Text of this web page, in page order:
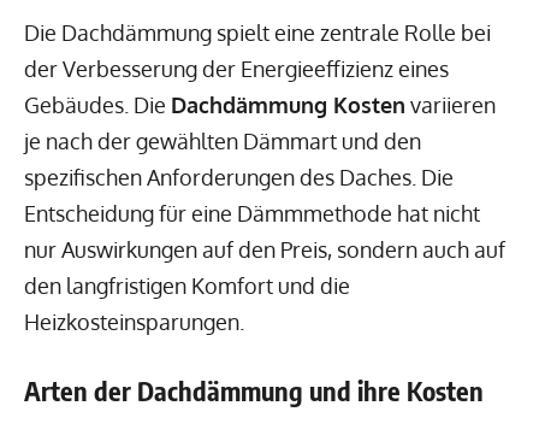
Die Dachdämmung spielt eine zentrale Rolle bei
der Verbesserung der Energieeffizienz eines
Gebäudes. Die Dachdämmung Kosten variieren
je nach der gewählten Dämmart und den
spezifischen Anforderungen des Daches. Die
Entscheidung für eine Dämmmethode hat nicht
nur Auswirkungen auf den Preis, sondern auch auf
den langfristigen Komfort und die
Heizkosteinsparungen.
Arten der Dachdämmung und ihre Kosten